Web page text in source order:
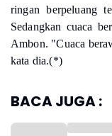
ringan berpeluang
Sedangkan cuaca
Ambon. "Cuaca
kata dia.(*)
BACA JUGA :